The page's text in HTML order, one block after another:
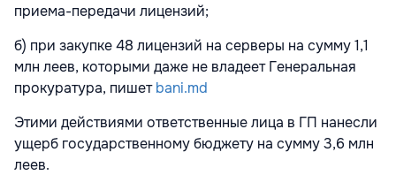
приема-передачи лицензий;
б) при закупке 48 лицензий на серверы на сумму 1,1
млн леев, которыми даже не владеет Генеральная
прокуратура, пишетbani.md
Этими действиями ответственные лица в ГП нанесли
ущерб государственному бюджету на сумму 3,6 млн
леев.